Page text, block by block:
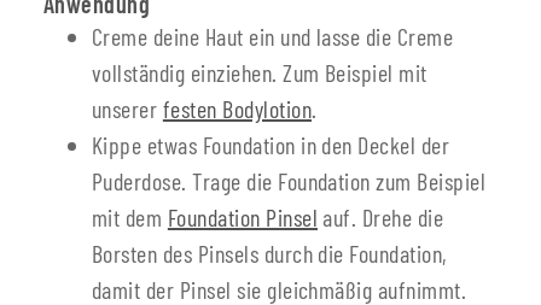
Creme deine Haut ein und lasse die Creme
vollständig einziehen. Zum Beispiel mit
unserer festen Bodylotion
Kippe etwas Foundation in den Deckel der
Puderdose. Trage die Foundation zum Beispiel
mit dem Foundation Pinsel auf. Drehe die
Borsten des Pinsels durch die Foundation,
damit der Pinsel sie gleichmäßig aufnimmt.